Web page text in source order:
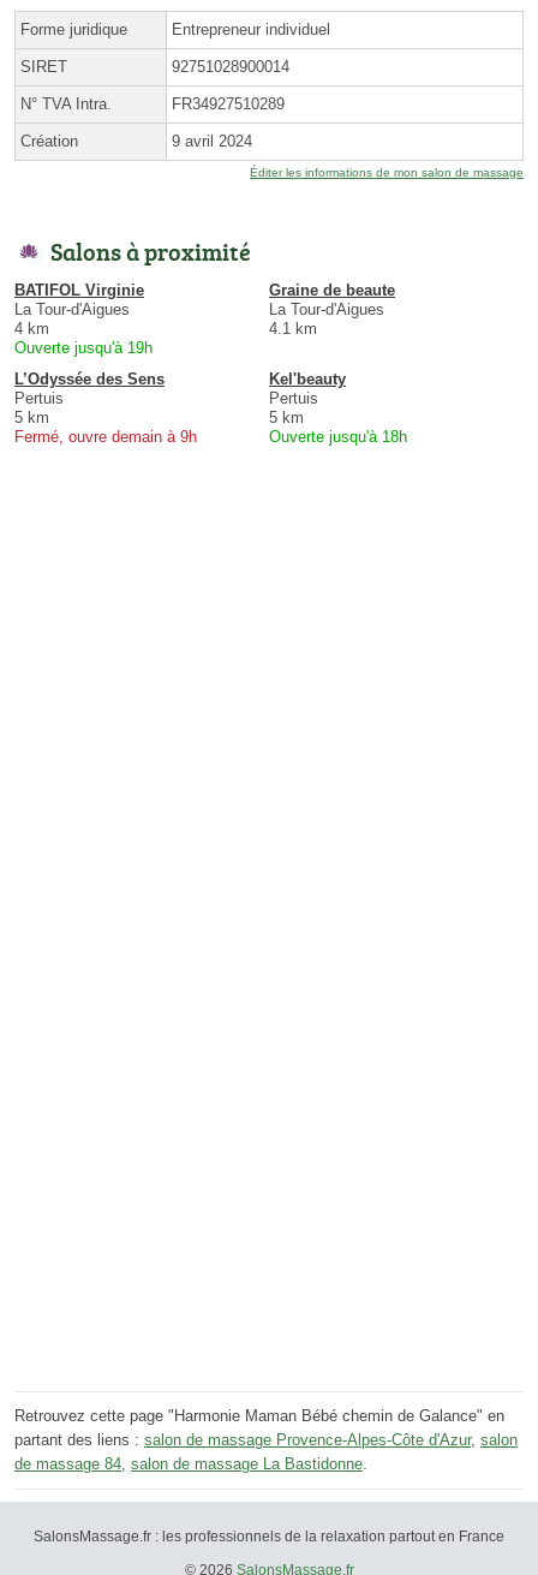
Forme juridique Entrepreneur individuel
SIRET 92751028900014
N° TVA Intra. FR34927510289
Création 9 avril 2024
Éditer les informations de mon salon de massage
Salons à proximité
BATIFOL Virginie
La Tour-d'Aigues
4 km
Ouverte jusqu'à 19h
Graine de beaute
La Tour-d'Aigues
4.1 km
L’Odyssée des Sens
Pertuis
5 km
Fermé, ouvre demain à 9h
Kel'beauty
Pertuis
5 km
Ouverte jusqu'à 18h
Retrouvez cette page "Harmonie Maman Bébé chemin de Galance" en
partant des liens : salon de massage Provence-Alpes-Côte d'Azur, salon
de massage 84, salon de massage La Bastidonne.
SalonsMassage.fr : les professionnels de la relaxation partout en France
© 2026 SalonsMassage.fr